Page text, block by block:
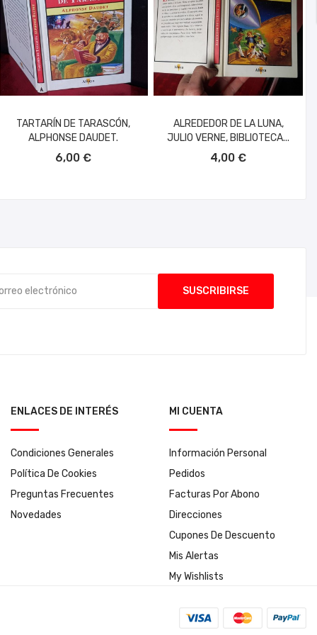
TARTARÍN DE TARASCÓN,
ALPHONSE DAUDET.
6,00 €
ALREDEDOR DE LA LUNA,
JULIO VERNE, BIBLIOTECA...
4,00 €
ENLACES DE INTERÉS
Condiciones Generales
Política De Cookies
Preguntas Frecuentes
Novedades
MI CUENTA
Información Personal
Pedidos
Facturas Por Abono
Direcciones
Cupones De Descuento
Mis Alertas
My Wishlists